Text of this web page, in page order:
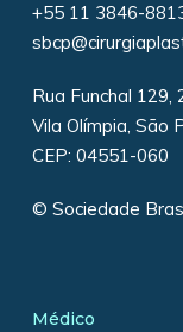
+55 11 3846-
Rua Funchal 129,
Vila Olímpia, São
CEP: 04551-060
© Sociedade
Médico